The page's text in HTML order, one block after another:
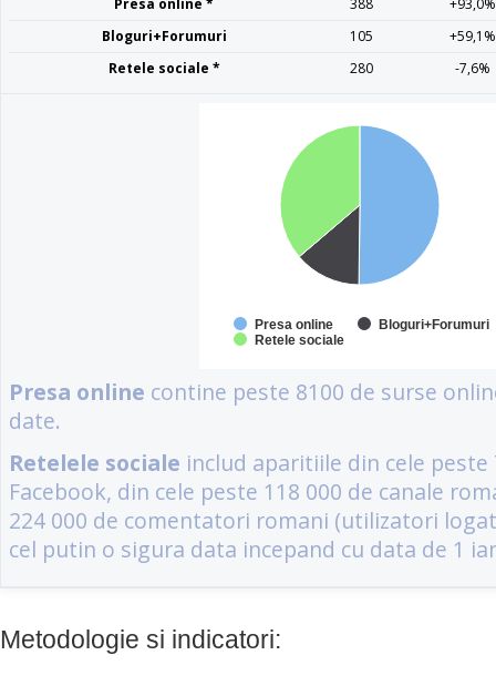
Metodologie si indicatori: